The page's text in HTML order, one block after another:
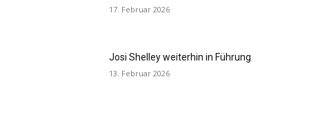
17. Februar 2026
Josi Shelley weiterhin in Führung
13. Februar 2026